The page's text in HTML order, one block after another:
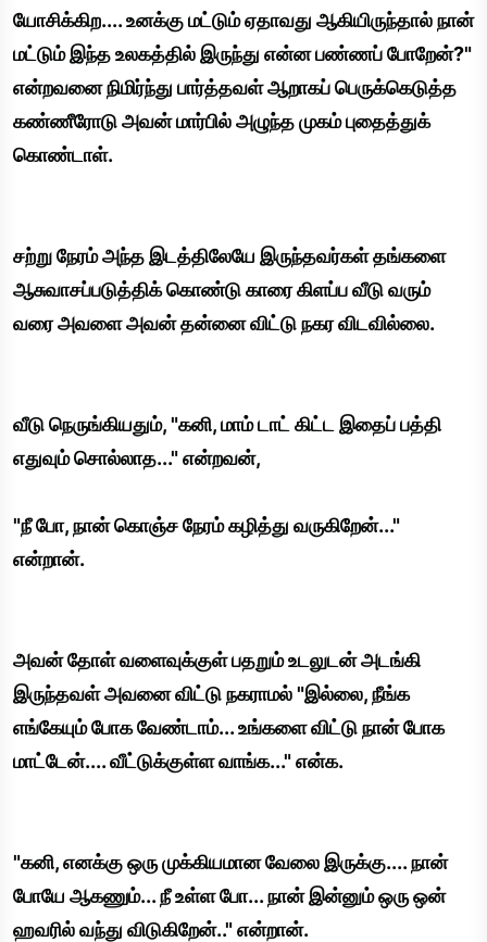
யோசிக்கிற.... உனக்கு மட்டும் ஏதாவது ஆகியிருந்தால் நான்
மட்டும் இந்த உலகத்தில் இருந்து என்ன பண்ணப் போறேன்?"
என்றவனை நிமிர்ந்து பார்த்தவள் ஆறாகப் பெருக்கெடுத்த
கண்ணீரோடு அவன் மார்பில் அழுந்த முகம் புதைத்துக்
கொண்டாள்.
சற்று நேரம் அந்த இடத்திலேயே இருந்தவர்கள் தங்களை
ஆசுவாசப்படுத்திக் கொண்டு காரை கிளப்ப வீடு வரும்
வரை அவளை அவன் தன்னை விட்டு நகர விடவில்லை.
வீடு நெருங்கியதும், "கனி, மாம் டாட் கிட்ட இதைப் பத்தி
எதுவும் சொல்லாத..." என்றவன்,
"நீ போ, நான் கொஞ்ச நேரம் கழித்து வருகிறேன்..."
என்றான்.
அவன் தோள் வளைவுக்குள் பதறும் உடலுடன் அடங்கி
இருந்தவள் அவனை விட்டு நகராமல் "இல்லை, நீங்க
எங்கேயும் போக வேண்டாம்... உங்களை விட்டு நான் போக
மாட்டேன்.... வீட்டுக்குள்ள வாங்க..." என்க.
"கனி, எனக்கு ஒரு முக்கியமான வேலை இருக்கு.... நான்
போயே ஆகணும்... நீ உள்ள போ... நான் இன்னும் ஒரு ஒன்
ஹவரில் வந்து விடுகிறேன்.." என்றான்.